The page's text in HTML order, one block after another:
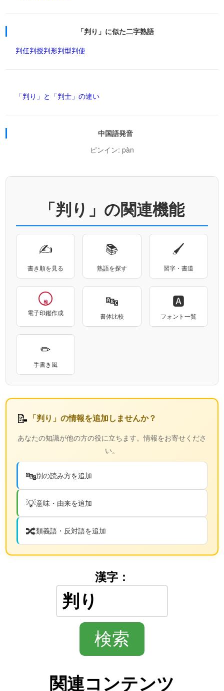
「判り」に似た二字熟語
判任判授判形判型判使
「判り」と「判士」の違い
中国語発音
ピンイン: pàn
「判り」の関連機能
✍
書き順を見る
📚
熟語を探す
🖌
習字・書道
電子印鑑作成
🔤
書体比較
🅰
フォント一覧
✏
手書き風
📝 「判り」の情報を追加しませんか？
あなたの知識が他の方の役に立ちます。情報をお寄せくださ
い。
🔤別の読み方を追加
💡意味・由来を追加
🔀類義語・反対語を追加
漢字：
関連コンテンツ